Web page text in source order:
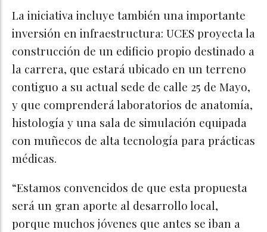
La iniciativa incluye también una importante
inversión en infraestructura: UCES proyecta la
construcción de un edificio propio destinado a
la carrera, que estará ubicado en un terreno
contiguo a su actual sede de calle 25 de Mayo,
y que comprenderá laboratorios de anatomía,
histología y una sala de simulación equipada
con muñecos de alta tecnología para prácticas
médicas.
“Estamos convencidos de que esta propuesta
será un gran aporte al desarrollo local,
porque muchos jóvenes que antes se iban a